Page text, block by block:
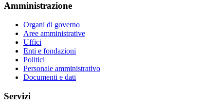
Amministrazione
Organi di governo
Aree amministrative
Uffici
Enti e fondazioni
Politici
Personale amministrativo
Documenti e dati
Servizi